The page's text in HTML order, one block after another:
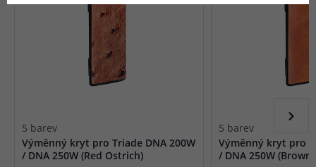
5 barev
Výměnný kryt pro Triade DNA 200W
/ DNA 250W (Red Ostrich)
5 barev
Výměnný kryt pro
/ DNA 250W (Brown)